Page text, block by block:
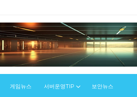
게임뉴스 서버운영TIP 보안뉴스